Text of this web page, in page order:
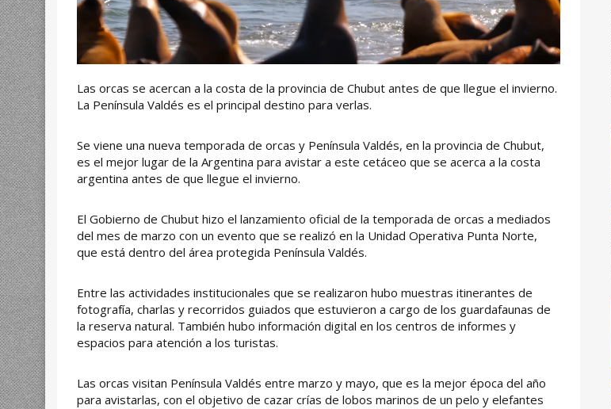
Las orcas se acercan a la costa de la provincia de Chubut antes de que llegue el invierno.
La Península Valdés es el principal destino para verlas.
Se viene una nueva temporada de orcas y Península Valdés, en la provincia de Chubut,
es el mejor lugar de la Argentina para avistar a este cetáceo que se acerca a la costa
argentina antes de que llegue el invierno.
El Gobierno de Chubut hizo el lanzamiento oficial de la temporada de orcas a mediados
del mes de marzo con un evento que se realizó en la Unidad Operativa Punta Norte,
que está dentro del área protegida Península Valdés.
Entre las actividades institucionales que se realizaron hubo muestras itinerantes de
fotografía, charlas y recorridos guiados que estuvieron a cargo de los guardafaunas de
la reserva natural. También hubo información digital en los centros de informes y
espacios para atención a los turistas.
Las orcas visitan Península Valdés entre marzo y mayo, que es la mejor época del año
para avistarlas, con el objetivo de cazar crías de lobos marinos de un pelo y elefantes